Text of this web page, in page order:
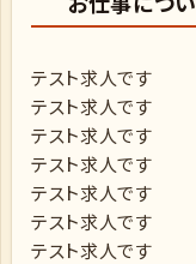
テスト求人です
テスト求人です
テスト求人です
テスト求人です
テスト求人です
テスト求人です
テスト求人です